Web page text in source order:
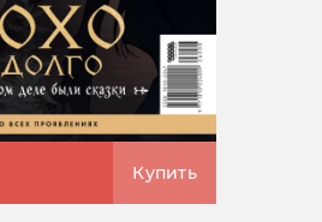
Купить